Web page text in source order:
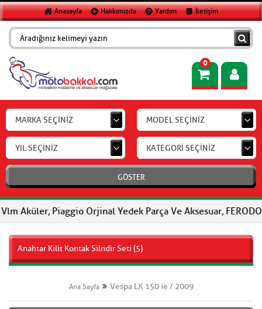
Anasayfa Hakkımızda Yardım İletişim
0
MARKA SEÇİNİZ MODEL SEÇİNİZ
YIL SEÇİNİZ KATEGORİ SEÇİNİZ
GÖSTER
Piaggio Orjinal Yedek Parça Ve Aksesuar, FERODO Fren
Anahtar Kilit Kontak Silndir Seti (5)
Ana Sayfa Vespa LX 150 ie / 2009